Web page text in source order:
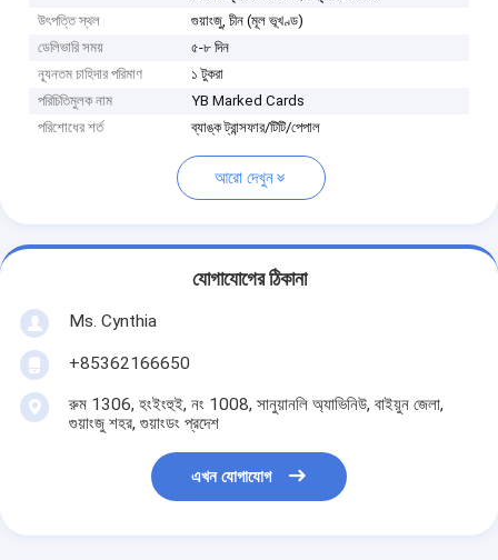
উৎপত্তি স্থল
গুয়াংজু, চীন (মূল ভূখণ্ড)
ডেলিভারি সময়
৫-৮ দিন
ন্যূনতম চাহিদার পরিমাণ
১ টুকরা
পরিচিতিমুলক নাম
YB Marked Cards
পরিশোধের শর্ত
ব্যাঙ্ক ট্রান্সফার/টিটি/পেপাল
আরো দেখুন
যোগাযোগের ঠিকানা
Ms. Cynthia
‪+85362166650‬
রুম 1306, হংইংহুই, নং 1008, সানুয়ানলি অ্যাভিনিউ, বাইয়ুন জেলা,
গুয়াংজু শহর, গুয়াংডং প্রদেশ
এখন যোগাযোগ